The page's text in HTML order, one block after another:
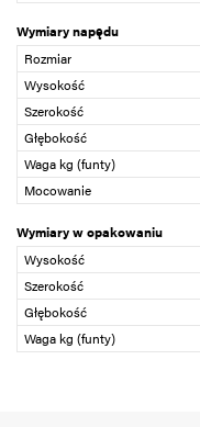
Wymiary napędu
Rozmiar
Wysokość
Szerokość
Głębokość
Waga kg (funty)
Mocowanie
Wymiary w opakowaniu
Wysokość
Szerokość
Głębokość
Waga kg (funty)